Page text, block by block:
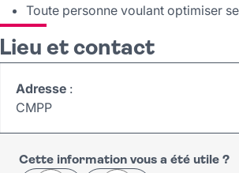
Toute personne voulant optimiser
Lieu et contact
Adresse :
CMPP
Cette information vous a été utile ?